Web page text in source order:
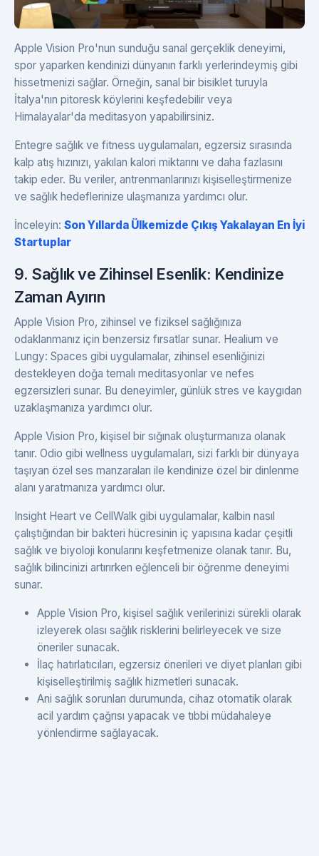
Apple Vision Pro'nun sunduğu sanal gerçeklik deneyimi,
spor yaparken kendinizi dünyanın farklı yerlerindeymiş gibi
hissetmenizi sağlar. Örneğin, sanal bir bisiklet turuyla
İtalya'nın pitoresk köylerini keşfedebilir veya
Himalayalar'da meditasyon yapabilirsiniz.
Entegre sağlık ve fitness uygulamaları, egzersiz sırasında
kalp atış hızınızı, yakılan kalori miktarını ve daha fazlasını
takip eder. Bu veriler, antrenmanlarınızı kişiselleştirmenize
ve sağlık hedeflerinize ulaşmanıza yardımcı olur.
İnceleyin: Son Yıllarda Ülkemizde Çıkış Yakalayan En İyi
Startuplar
9. Sağlık ve Zihinsel Esenlik: Kendinize
Zaman Ayırın
Apple Vision Pro, zihinsel ve fiziksel sağlığınıza
odaklanmanız için benzersiz fırsatlar sunar. Healium ve
Lungy: Spaces gibi uygulamalar, zihinsel esenliğinizi
destekleyen doğa temalı meditasyonlar ve nefes
egzersizleri sunar. Bu deneyimler, günlük stres ve kaygıdan
uzaklaşmanıza yardımcı olur.
Apple Vision Pro, kişisel bir sığınak oluşturmanıza olanak
tanır. Odio gibi wellness uygulamaları, sizi farklı bir dünyaya
taşıyan özel ses manzaraları ile kendinize özel bir dinlenme
alanı yaratmanıza yardımcı olur.
Insight Heart ve CellWalk gibi uygulamalar, kalbin nasıl
çalıştığından bir bakteri hücresinin iç yapısına kadar çeşitli
sağlık ve biyoloji konularını keşfetmenize olanak tanır. Bu,
sağlık bilincinizi artırırken eğlenceli bir öğrenme deneyimi
sunar.
Apple Vision Pro, kişisel sağlık verilerinizi sürekli olarak
izleyerek olası sağlık risklerini belirleyecek ve size
öneriler sunacak.
İlaç hatırlatıcıları, egzersiz önerileri ve diyet planları gibi
kişiselleştirilmiş sağlık hizmetleri sunacak.
Ani sağlık sorunları durumunda, cihaz otomatik olarak
acil yardım çağrısı yapacak ve tıbbi müdahaleye
yönlendirme sağlayacak.